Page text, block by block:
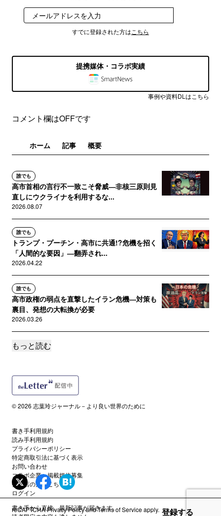
すでに登録された方は こちら
提携媒体・コラボ実績
事例や資料DLはこちら
コメント欄はOFFです
ホーム 記事 概要
誰でも
高市首相の言行不一致こそ脅威―非核三原則見
直しにウクライナを利用するな...
2026.08.07
誰でも
トランプ・プーチン・高市に共通!?危機を招く
「人間的な要因」―翻弄され...
2026.04.22
誰でも
高市政権の弱点を直撃したイラン危機―対策も
裏目、発想の大転換が必要
2026.03.26
読者限定
2026.01.07
「髙市ハラスメント」―女性達に「喜べ」と強
2025.10.30
読者限定
反戦団体がノーベル平和賞を猛批判！？受賞者
マチャド氏の「闇」
2025.10.12
読者限定
もっと読む
書き手から直接、最新記事が届きます。
登録する
© 2026 志葉玲ジャーナル－より良い世界のために
書き手利用規約
読み手利用規約
プライバシーポリシー
特定商取引法に基づく表示
お問い合わせ
コラボ企業・掲載媒体募集
代理店の方はこちら
ログイン
reCAPTCHAPrivacy PolicyandTerms of Serviceapply.